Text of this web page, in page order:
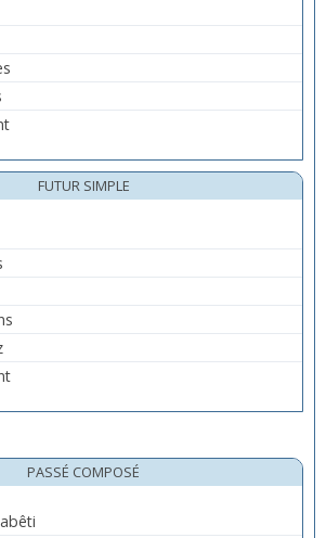
FUTUR SIMPLE
PASSÉ COMPOSÉ